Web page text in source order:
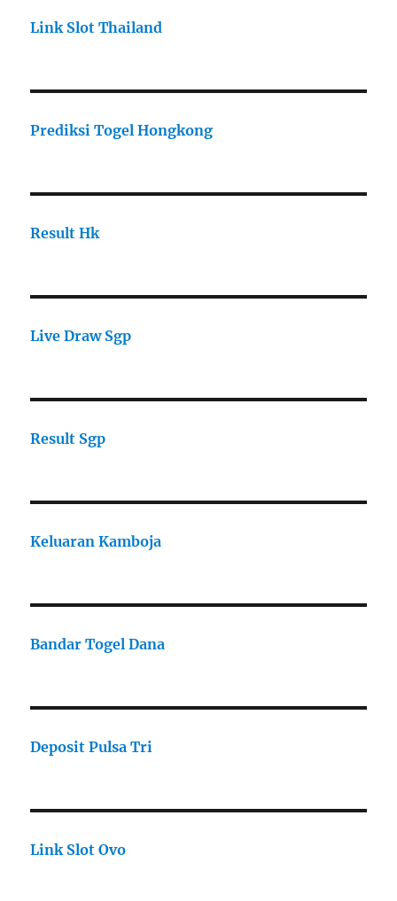
Link Slot Thailand
Prediksi Togel Hongkong
Result Hk
Live Draw Sgp
Result Sgp
Keluaran Kamboja
Bandar Togel Dana
Deposit Pulsa Tri
Link Slot Ovo